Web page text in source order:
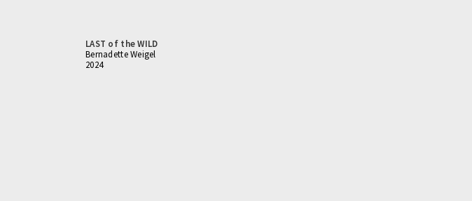
LAST of the WILD
Bernadette Weigel
2024